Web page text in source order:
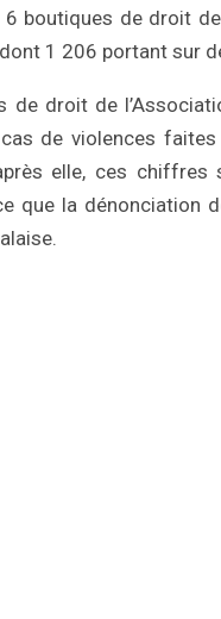
6 boutiques de droit
1 206 portant sur
de droit de
de violences
elle, ces
que la dénonciation